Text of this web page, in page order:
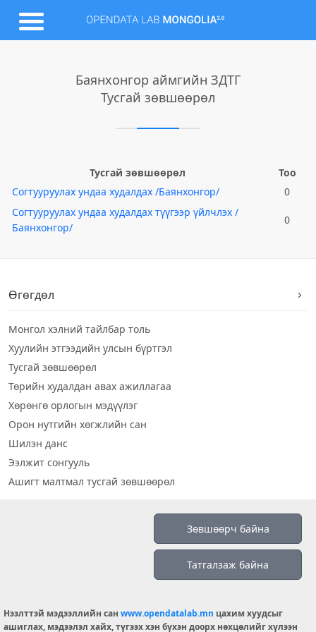
Баянхонгор аймгийн ЗДТГ
Тусгай зөвшөөрөл
Тусгай зөвшөөрөл
Тоо
Согтууруулах ундаа худалдах /Баянхонгор/
0
Согтууруулах ундаа худалдах түүгээр үйлчлэх /
Баянхонгор/
0
Өгөгдөл
Монгол хэлний тайлбар толь
Хуулийн этгээдийн улсын бүртгэл
Тусгай зөвшөөрөл
Төрийн худалдан авах ажиллагаа
Хөрөнгө орлогын мэдүүлэг
Орон нутгийн хөгжлийн сан
Шилэн данс
Ээлжит сонгууль
Ашигт малтмал тусгай зөвшөөрөл
info@opendatalab.mn
Зөвшөөрч байна
Татгалзаж байна
Нээлттэй мэдээллийн сан www.opendatalab.mn цахим хуудсыг
ашиглах, мэдээлэл хайх, түгээх хэн бүхэн доорх нөхцөлийг хүлээн